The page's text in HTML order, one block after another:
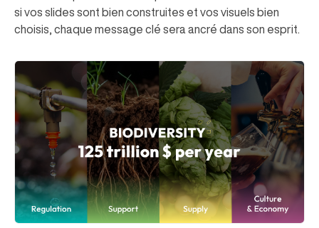
si vos slides sont bien construites et vos visuels bien
choisis, chaque message clé sera ancré dans son esprit.